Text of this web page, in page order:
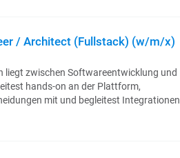
/ Architect (Fullstack) (w/m/x)
liegt zwischen Softwareentwicklung und
hands-on an der Plattform,
mit und begleitest Integrationen
Defensebereich...